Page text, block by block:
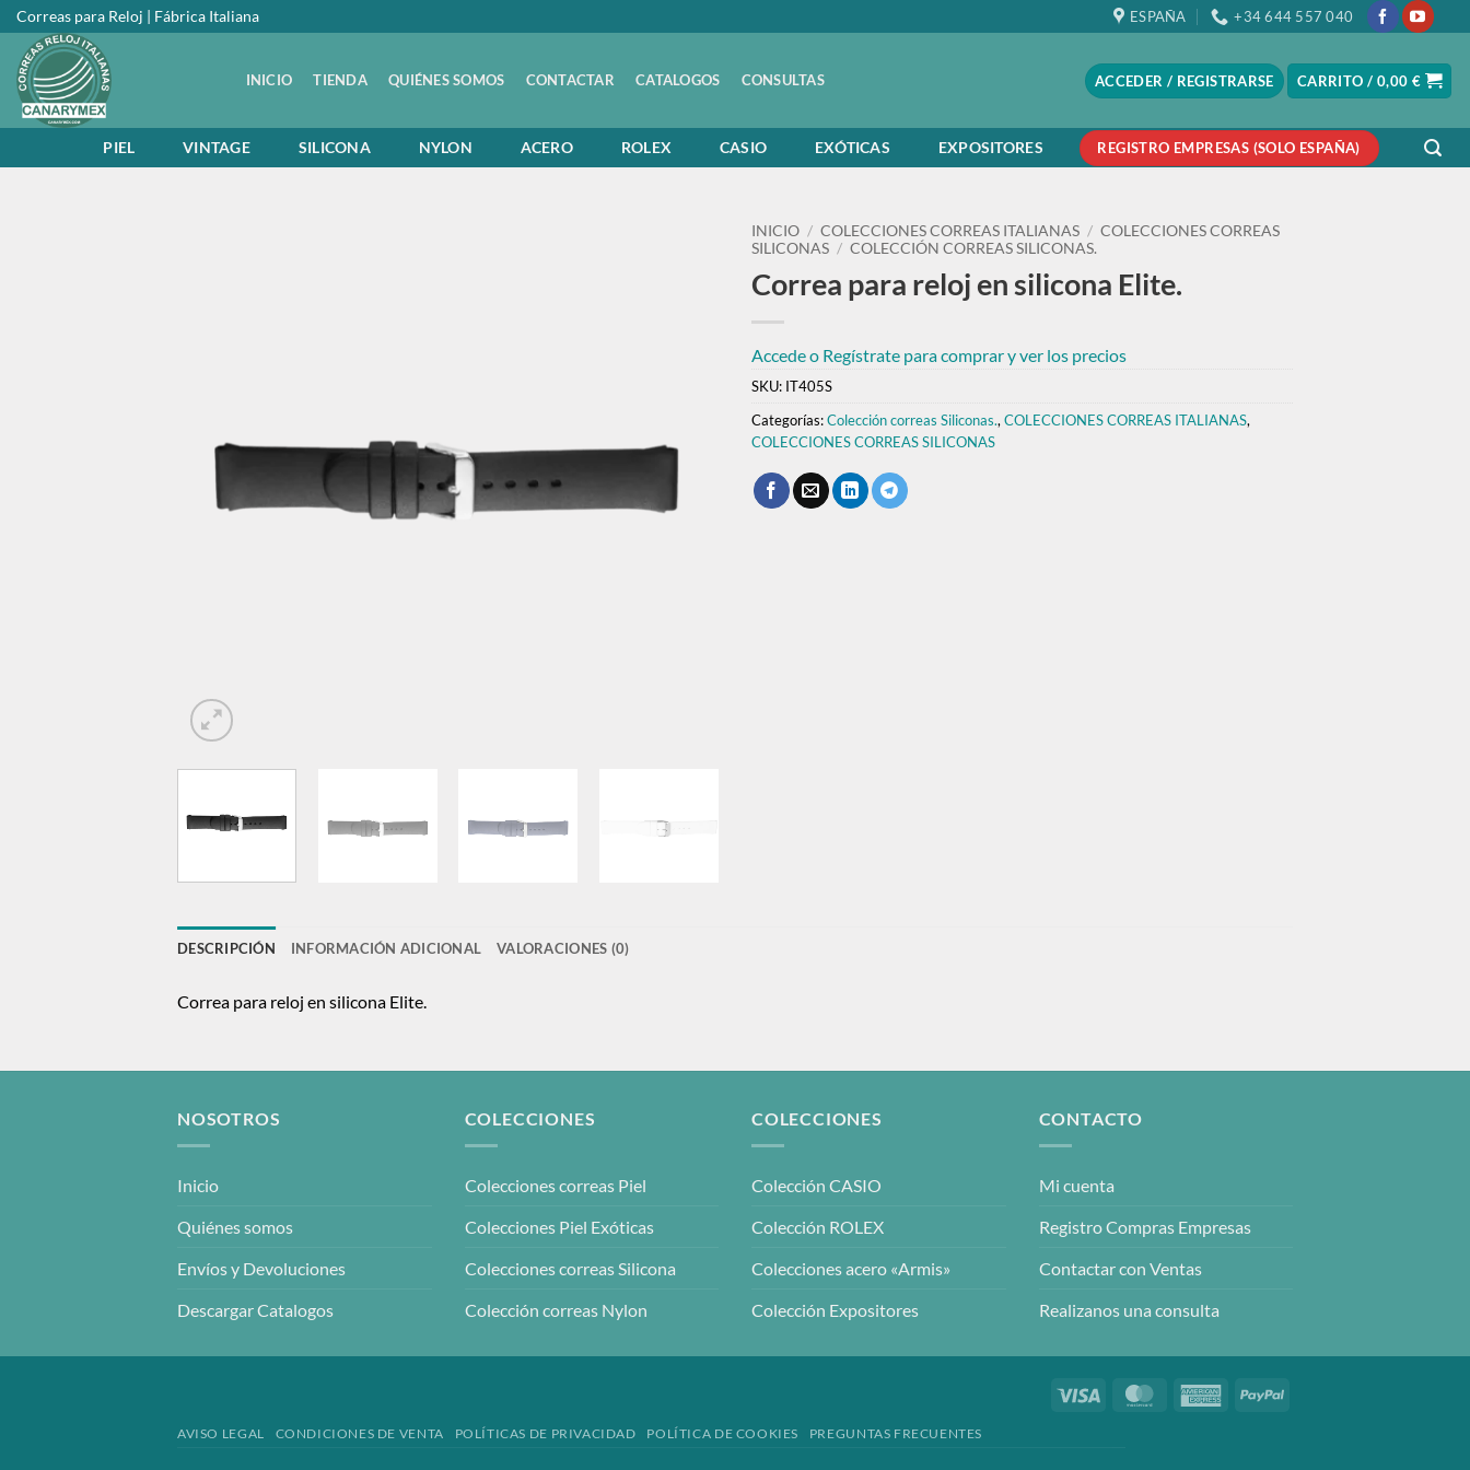
Saltar
al
contenido
Correas para Reloj | Fábrica Italiana ESPAÑA +34 644 557 040
INICIO TIENDA QUIÉNES SOMOS CONTACTAR CATALOGOS CONSULTAS ACCEDER / REGISTRARSE CARRITO / 0,00 €
PIEL VINTAGE SILICONA NYLON ACERO ROLEX CASIO EXÓTICAS EXPOSITORES REGISTRO EMPRESAS (SOLO ESPAÑA)
INICIO / COLECCIONES CORREAS ITALIANAS / COLECCIONES CORREAS
SILICONAS / COLECCIÓN CORREAS SILICONAS.
Correa para reloj en silicona Elite.
Accede o Regístrate para comprar y ver los precios
SKU: IT405S
Categorías:Colección correas Siliconas., COLECCIONES CORREAS ITALIANAS,
COLECCIONES CORREAS SILICONAS
DESCRIPCIÓN INFORMACIÓN ADICIONAL VALORACIONES (0)
Correa para reloj en silicona Elite.
NOSOTROS
Inicio
Quiénes somos
Envíos y Devoluciones
Descargar Catalogos
COLECCIONES
Colecciones correas Piel
Colecciones Piel Exóticas
Colecciones correas Silicona
Colección correas Nylon
COLECCIONES
Colección CASIO
Colección ROLEX
Colecciones acero «Armis»
Colección Expositores
CONTACTO
Mi cuenta
Registro Compras Empresas
Contactar con Ventas
Realizanos una consulta
Visa MasterCardAmericanPayPal
AVISO LEGAL CONDICIONES DE VENTA POLÍTICAS DE PRIVACIDAD POLÍTICA DE COOKIES PREGUNTAS FRECUENTES